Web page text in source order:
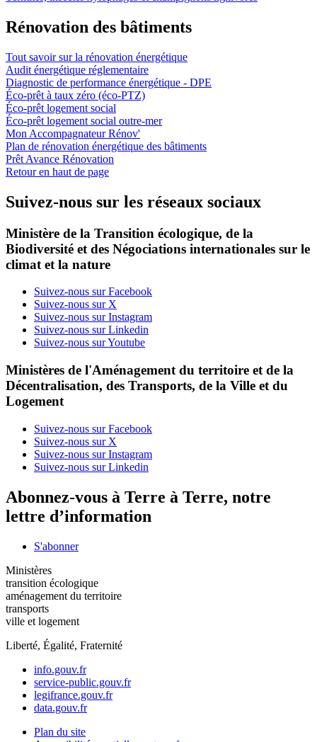
Rénovation des bâtiments
Tout savoir sur la rénovation énergétique
Audit énergétique réglementaire
Diagnostic de performance énergétique - DPE
Éco-prêt à taux zéro (éco-PTZ)
Éco-prêt logement social
Éco-prêt logement social outre-mer
Mon Accompagnateur Rénov'
Plan de rénovation énergétique des bâtiments
Prêt Avance Rénovation
Retour en haut de page
Suivez-nous sur les réseaux sociaux
Ministère de la Transition écologique, de la
Biodiversité et des Négociations internationales sur le
climat et la nature
Suivez-nous sur Facebook
Suivez-nous sur X
Suivez-nous sur Instagram
Suivez-nous sur Linkedin
Suivez-nous sur Youtube
Ministères de l'Aménagement du territoire et de la
Décentralisation, des Transports, de la Ville et du
Logement
Suivez-nous sur Facebook
Suivez-nous sur X
Suivez-nous sur Instagram
Suivez-nous sur Linkedin
Abonnez-vous à Terre à Terre, notre
lettre d’information
S'abonner
Ministères
transition écologique
aménagement du territoire
transports
ville et logement
Liberté, Égalité, Fraternité
info.gouv.fr
service-public.gouv.fr
legifrance.gouv.fr
data.gouv.fr
Plan du site